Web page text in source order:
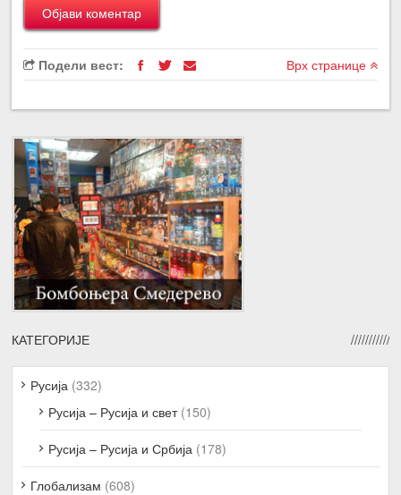
Подели вест: Врх странице
КАТЕГОРИЈЕ
Русија (332)
Русија – Русија и свет(150)
Русија – Русија и Србија (178)
Глобализам (608)